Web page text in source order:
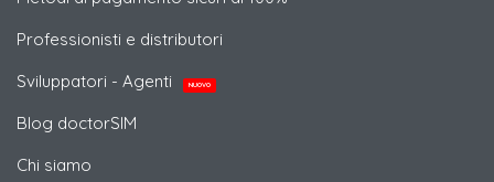
Professionisti e distributori
Sviluppatori - Agenti
NUOVO
Blog doctorSIM
Chi siamo